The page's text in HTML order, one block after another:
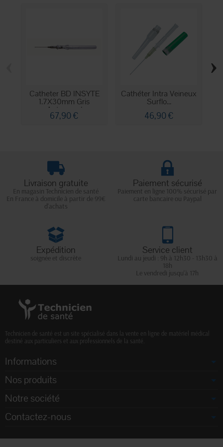
Catheter BD INSYTE
1.7X30mm Gris
Autoguard
67,90 €
Cathéter Intra Veineux
Surflo...
46,90 €
›
Livraison gratuite
En magasin Technicien de santé
En France à domicile à partir de 99€
d'achats
Paiement sécurisé
Paiement en ligne 100% sécurisé par
carte bancaire ou Paypal
Expédition
soignée et discrète
Service client
Lundi au jeudi : 9h à 12h30 - 13h30 à
18h
Le vendredi jusqu'à 17h
Technicien de santé est un site spécialisé dans la vente en ligne de matériel médical
destiné aux particuliers et aux professionnels de la santé.
Informations
Nos produits
Notre société
Contactez-nous